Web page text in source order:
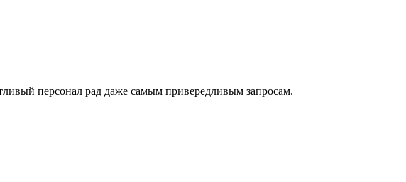
персонал рад даже самым привередливым запросам.